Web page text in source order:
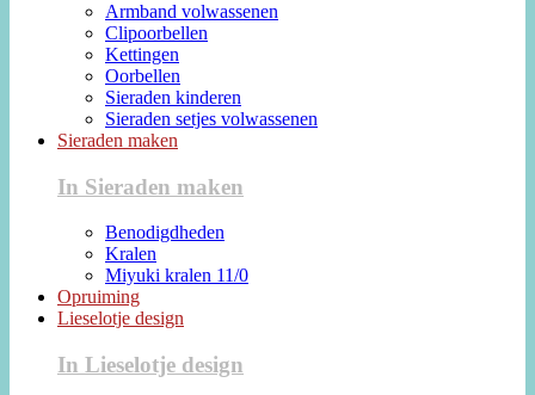
Armband volwassenen
Clipoorbellen
Kettingen
Oorbellen
Sieraden kinderen
Sieraden setjes volwassenen
Sieraden maken
In Sieraden maken
Benodigdheden
Kralen
Miyuki kralen 11/0
Opruiming
Lieselotje design
In Lieselotje design